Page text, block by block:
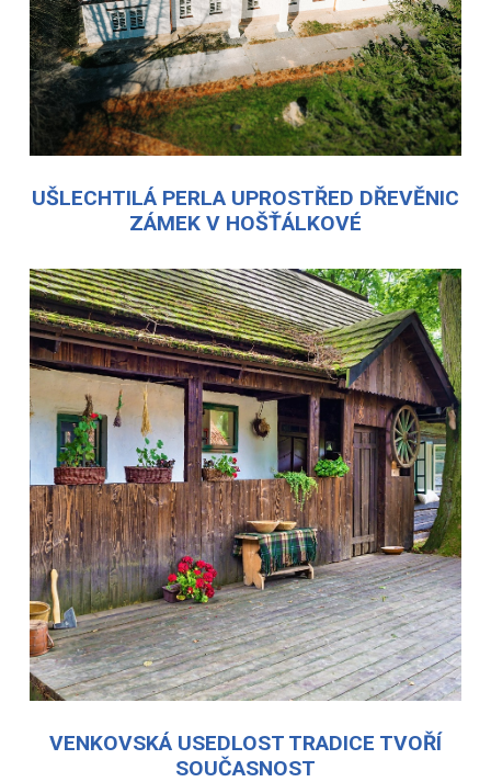
UŠLECHTILÁ PERLA UPROSTŘED DŘEVĚNIC
ZÁMEK V HOŠŤÁLKOVÉ
VENKOVSKÁ USEDLOST TRADICE TVOŘÍ
SOUČASNOST